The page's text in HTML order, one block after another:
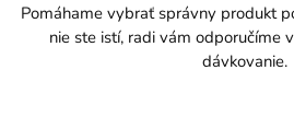
Pomáhame vybrať správny produkt
nie ste istí, radi vám odporučíme
dávkovanie.